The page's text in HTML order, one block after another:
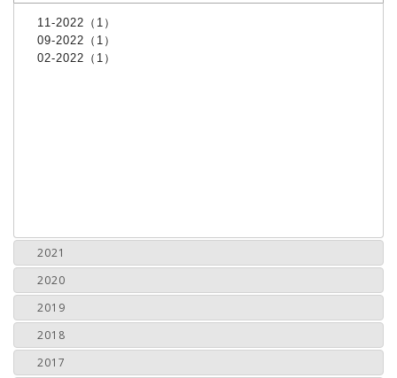
11-2022（1）
09-2022（1）
02-2022（1）
2021
2020
2019
2018
2017